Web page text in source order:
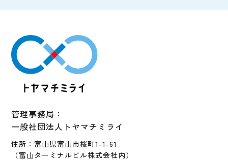
管理事務局：
一般社団法人トヤマチミライ
住所：富山県富山市桜町1-1-61
（富山ターミナルビル株式会社内）